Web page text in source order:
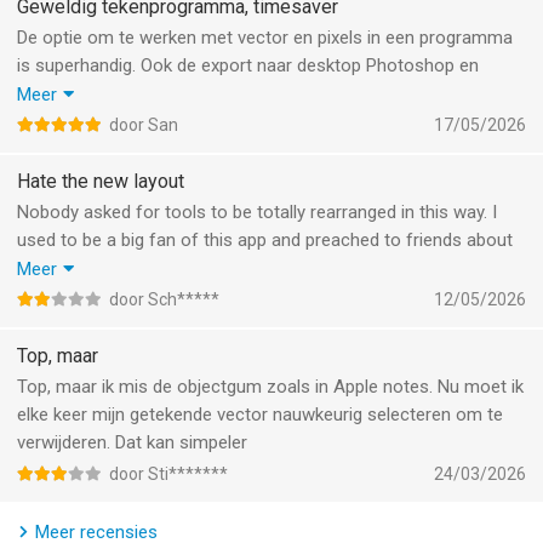
• Bewegingstools – Je voegt net zo gemakkelijk beweging aan
je illustraties toe als je een lijn tekent. Maak een animatie met
frame-voor-frame-bewegingen of bewegingspaden voor een
GIF of MP4-filmbestand.
• Timelapse – Exporteer een video die de creatie van je
• Toverstaf, uitvloeien en vrije transformatie – Selecteer
eenvoudig je illustratie met de toverstaf en gebruik Uitvloeien
en andere vrije transformaties om objecten te veranderen.
• Trainingscontent – Verbeter je vaardigheden met
stapsgewijze tutorials en ingebouwde videotutorials.
liniaal, cirkel, vierkant of veelhoek of vul de binnen- of
buitenkant van een vorm.
• Hulplijnen en rasters – Lijn je illustratie eenvoudig uit en creëer
perspectiefrasters op basis van een geïmporteerde foto.
• Deel je illustraties – Exporteer ze onder andere als PNG-, JPG-
• Naadloze integratie met Photoshop en Illustrator – Open
Geweldig tekenprogramma, timesaver
De optie om te werken met vector en pixels in een programma
is superhandig. Ook de export naar desktop Photoshop en
illustrator is voor mij een enorme timesaver. Daarnaast zijn er
veel brushes beschikbaar waar je volop mee kan
Werken met foto’s als referentie werkt ook geweldig.
Meer
door San 17/05/2026
Hate the new layout
Nobody asked for tools to be totally rearranged in this way. I
used to be a big fan of this app and preached to friends about
it. And now I find it unusable with this change. At lease give us
the option to use the old layout instead of relearning the whole
Meer
door Sch***** 12/05/2026
Top, maar
Top, maar ik mis de objectgum zoals in Apple notes. Nu moet ik
elke keer mijn getekende vector nauwkeurig selecteren om te
verwijderen. Dat kan simpeler
door Sti******* 24/03/2026
Meer recensies